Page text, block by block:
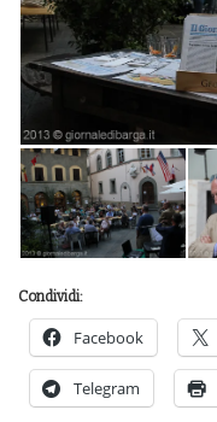
Condividi:
Facebook
Telegram